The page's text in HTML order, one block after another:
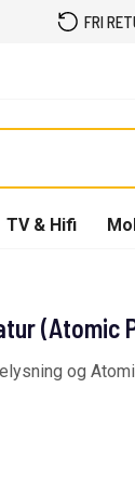
FRI
TV & Hifi
(Atomic
og